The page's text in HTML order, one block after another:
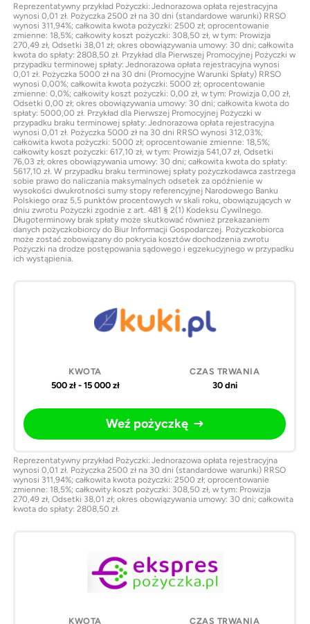
Reprezentatywny przykład Pożyczki: Jednorazowa opłata rejestracyjna
wynosi 0,01 zł. Pożyczka 2500 zł na 30 dni (standardowe warunki) RRSO
wynosi 311,94%; całkowita kwota pożyczki: 2500 zł; oprocentowanie
zmienne: 18,5%; całkowity koszt pożyczki: 308,50 zł, w tym: Prowizja
270,49 zł, Odsetki 38,01 zł; okres obowiązywania umowy: 30 dni; całkowita
kwota do spłaty: 2808,50 zł. Przykład dla Pierwszej Promocyjnej Pożyczki w
przypadku terminowej spłaty: Jednorazowa opłata rejestracyjna wynosi
0,01 zł. Pożyczka 5000 zł na 30 dni (Promocyjne Warunki Spłaty) RRSO
wynosi 0,00%; całkowita kwota pożyczki: 5000 zł; oprocentowanie
zmienne: 0,0%; całkowity koszt pożyczki: 0,00 zł, w tym: Prowizja 0,00 zł,
Odsetki 0,00 zł; okres obowiązywania umowy: 30 dni; całkowita kwota do
spłaty: 5000,00 zł. Przykład dla Pierwszej Promocyjnej Pożyczki w
przypadku braku terminowej spłaty: Jednorazowa opłata rejestracyjna
wynosi 0,01 zł. Pożyczka 5000 zł na 30 dni RRSO wynosi 312,03%;
całkowita kwota pożyczki: 5000 zł; oprocentowanie zmienne: 18,5%;
całkowity koszt pożyczki: 617,10 zł, w tym: Prowizja 541,07 zł, Odsetki
76,03 zł; okres obowiązywania umowy: 30 dni; całkowita kwota do spłaty:
5617,10 zł. W przypadku braku terminowej spłaty pożyczkodawca zastrzega
sobie prawo do naliczania maksymalnych odsetek za opóźnienie w
wysokości dwukrotności sumy stopy referencyjnej Narodowego Banku
Polskiego oraz 5,5 punktów procentowych w skali roku, obowiązujących w
dniu zwrotu Pożyczki zgodnie z art. 481 § 2(1) Kodeksu Cywilnego.
Długoterminowy brak spłaty może skutkować również przekazaniem
danych pożyczkobiorcy do Biur Informacji Gospodarczej. Pożyczkobiorca
może zostać zobowiązany do pokrycia kosztów dochodzenia zwrotu
Pożyczki na drodze postępowania sądowego i egzekucyjnego w przypadku
ich wystąpienia.
500 zł - 15 000 zł 30 dni
Weź pożyczkę
Reprezentatywny przykład Pożyczki: Jednorazowa opłata rejestracyjna
wynosi 0,01 zł. Pożyczka 2500 zł na 30 dni (standardowe warunki) RRSO
wynosi 311,94%; całkowita kwota pożyczki: 2500 zł; oprocentowanie
zmienne: 18,5%; całkowity koszt pożyczki: 308,50 zł, w tym: Prowizja
270,49 zł, Odsetki 38,01 zł; okres obowiązywania umowy: 30 dni; całkowita
kwota do spłaty: 2808,50 zł.